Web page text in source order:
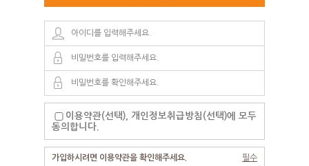
이용약관(선택), 개인정보취급방침(선택)에 모두
동의합니다.
필수
가입하시려면 이용약관을 확인해주세요.